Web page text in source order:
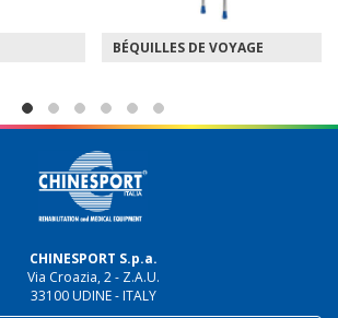
BÉQUILLES DE VOYAGE
CHINESPORT S.p.a.
Via Croazia, 2 - Z.A.U.
33100 UDINE - ITALY